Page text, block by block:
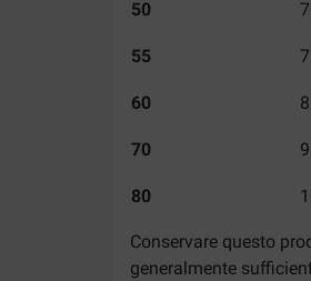
50
55
60
70
80
Conservare questo
generalmente